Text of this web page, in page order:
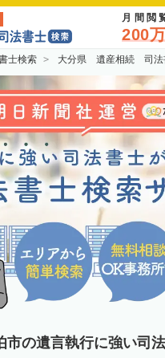
月間閲
200万
士検索 大分県 遺産相続 司法
市の遺言執行に強い司